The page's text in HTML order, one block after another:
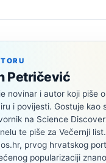
Petričević
novinar i autor koji piše
i povijesti. Gostuje kao
na Science
te piše za Večernji
prvog hrvatskog
popularizaciji